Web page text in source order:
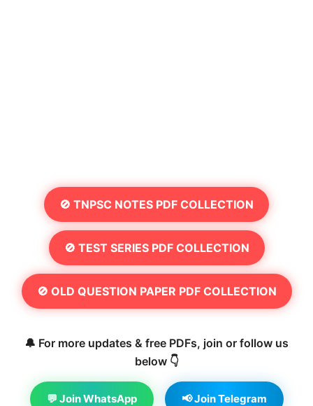
🚫 TNPSC NOTES PDF COLLECTION
🚫 TEST SERIES PDF COLLECTION
🚫 OLD QUESTION PAPER PDF COLLECTION
🔔 For more updates & free PDFs, join or follow us
below 👇
💬 Join WhatsApp 📢 Join Telegram